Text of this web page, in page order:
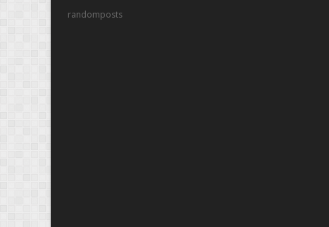
randomposts